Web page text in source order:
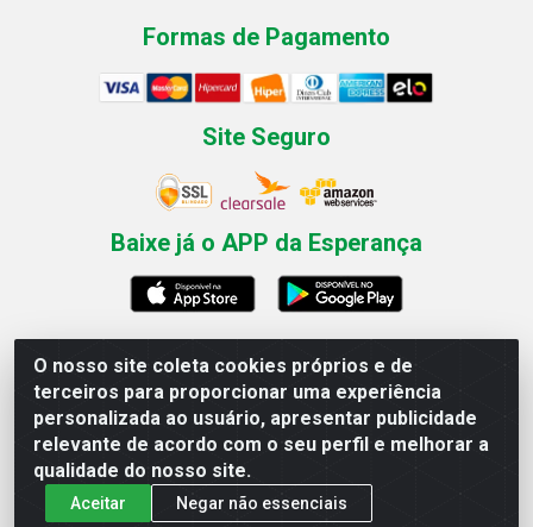
O nosso site coleta cookies próprios e de
terceiros para proporcionar uma experiência
personalizada ao usuário, apresentar publicidade
relevante de acordo com o seu perfil e melhorar a
qualidade do nosso site.
Aceitar Negar não essenciais
Formas de Pagamento
Site Seguro
Baixe já o APP da Esperança
Esperança Nordeste - Rua Professor Caldas Filho, 291 -
Estância - Recife / PE CEP: 50771-335 - CNPJ
03.666.136/0001-23